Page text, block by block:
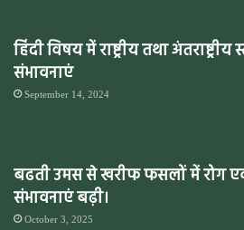
हिंदी विषय में राष्ट्रीय तथा
संभावनाएं
September 14, 2024
बढती उमस से खरीफ फसलों में रोग
संभावनाएं बढ़ी।
October 3, 2025